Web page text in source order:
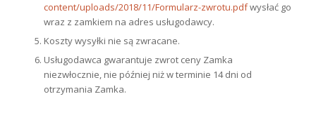
content/uploads/2018/11/Formularz-zwrotu.pdfwysłać go
wraz z zamkiem na adres usługodawcy.
Koszty wysyłki nie są zwracane.
Usługodawca gwarantuje zwrot ceny Zamka
niezwłocznie, nie później niż w terminie 14 dni od
otrzymania Zamka.